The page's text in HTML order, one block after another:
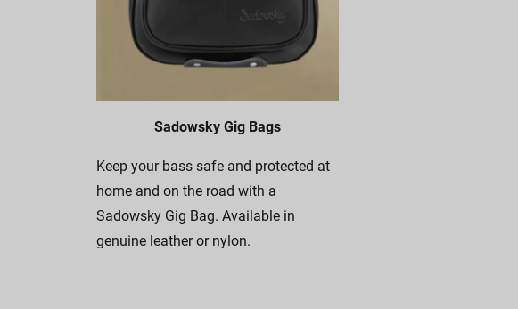
Sadowsky Gig Bags
Keep your bass safe and protected at
home and on the road with a
Sadowsky Gig Bag. Available in
genuine leather or nylon.